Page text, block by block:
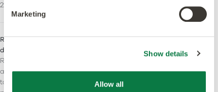
Marketing
Show details
Allow all
228,6 x 1219,2mm
Resistencia al
deslizamiento
R10: Resistencia optimizada
al deslizamento durante
toda la vida útil del
Reacción fuego